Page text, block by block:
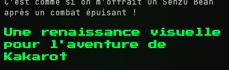
après un combat épuisant !
Une renaissance visuelle
pour l'aventure de
Kakarot